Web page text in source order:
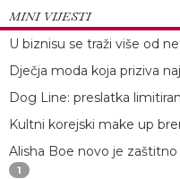
MINI VIJESTI
U biznisu se traži više od
Dječja moda koja priziva
Dog Line: preslatka
Kultni korejski make up
Alisha Boe novo je
1